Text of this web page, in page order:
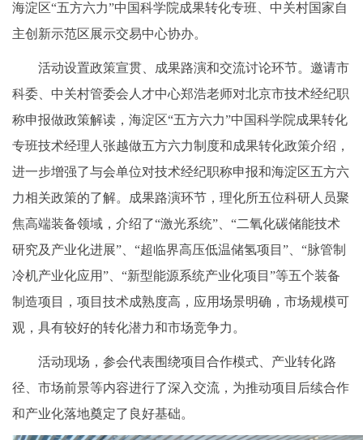
海淀区“五方六力”中国科学院成果转化专班、中关村国家自
主创新示范区展示交易中心协办。
活动设置政策宣贯、成果路演和交流讨论环节。邀请市
科委、中关村管委会人才中心郑浩老师对北京市技术经纪职
称申报做政策解读，海淀区“五方六力”中国科学院成果转化
专班技术经理人张越做五方六力制度和成果转化政策介绍，
进一步增强了与会单位对技术经纪职称申报和海淀区五方六
力相关政策的了解。成果路演环节，理化所五位科研人员聚
焦高端装备领域，介绍了“激光系统”、“二氧化碳储能技术
研究及产业化进展”、“超临界高压低温储氢项目”、“脉管制
冷机产业化应用”、“新型能源系统产业化项目”等五个装备
制造项目，项目技术成熟度高，应用场景明确，市场规模可
观，具有较好的转化潜力和市场竞争力。
活动现场，参会代表围绕项目合作模式、产业转化路
径、市场前景等内容进行了深入交流，为推动项目后续合作
和产业化落地奠定了良好基础。